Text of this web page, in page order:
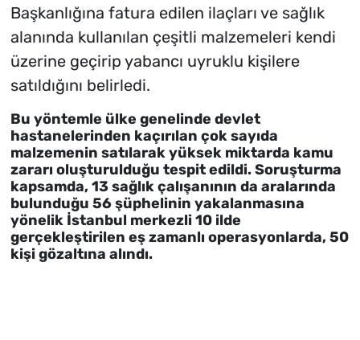
Başkanlığına fatura edilen ilaçları ve sağlık
alanında kullanılan çeşitli malzemeleri kendi
üzerine geçirip yabancı uyruklu kişilere
satıldığını belirledi.
Bu yöntemle ülke genelinde devlet
hastanelerinden kaçırılan çok sayıda
malzemenin satılarak yüksek miktarda kamu
zararı oluşturulduğu tespit edildi. Soruşturma
kapsamda, 13 sağlık çalışanının da aralarında
bulunduğu 56 şüphelinin yakalanmasına
yönelik İstanbul merkezli 10 ilde
gerçekleştirilen eş zamanlı operasyonlarda, 50
kişi gözaltına alındı.